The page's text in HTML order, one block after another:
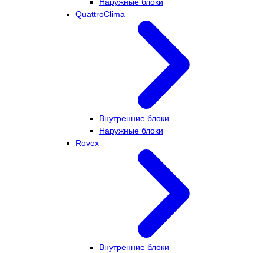
Наружные блоки
QuattroClima
Внутренние блоки
Наружные блоки
Rovex
Внутренние блоки